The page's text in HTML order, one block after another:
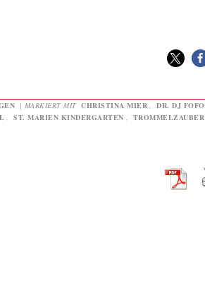
| MARKIERT MIT CHRISTINA MIER , DR. DJ FOFO
, ST. MARIEN KINDERGARTEN , TROMMELZAUBER